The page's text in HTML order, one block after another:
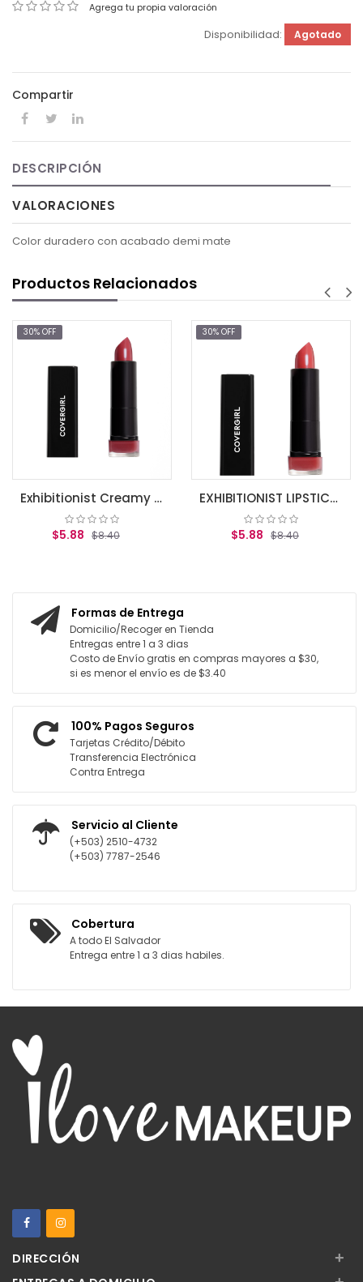
Agrega tu propia valoración
Disponibilidad: Agotado
Compartir
DESCRIPCIÓN
VALORACIONES
Color duradero con acabado demi mate
Productos Relacionados
Exhibitionist Creamy Lipstick, Seduce Scalret .12 oz (3.5 g) EXHIBITIONIST LIPSTICK HOT
Formas de Entrega
Domicilio/Recoger en Tienda
Entregas entre 1 a 3 dias
Costo de Envío gratis en compras mayores a $30,
si es menor el envío es de $3.40
100% Pagos Seguros
Tarjetas Crédito/Débito
Transferencia Electrónica
Contra Entrega
Servicio al Cliente
(+503) 2510-4732
(+503) 7787-2546
Cobertura
A todo El Salvador
Entrega entre 1 a 3 dias habiles.
DIRECCIÓN +